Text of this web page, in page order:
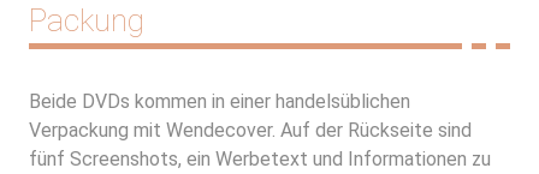
Packung
Beide DVDs kommen in einer handelsüblichen
Verpackung mit Wendecover. Auf der Rückseite sind
fünf Screenshots, ein Werbetext und Informationen zu